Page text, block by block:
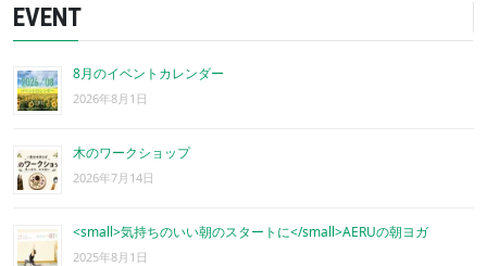
EVENT
8月のイベントカレンダー
2026年8月1日
木のワークショップ
2026年7月14日
<small>気持ちのいい朝のスタートに</small>AERUの朝ヨガ
2025年8月1日